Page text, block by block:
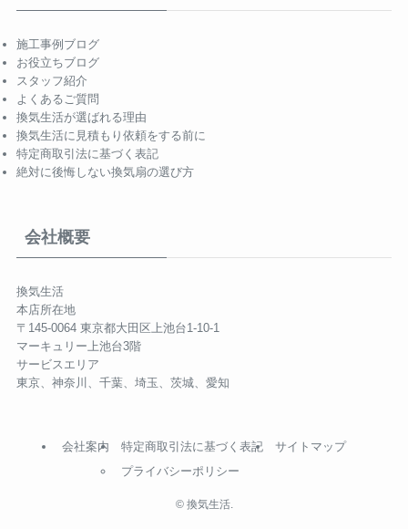
施工事例ブログ
お役立ちブログ
スタッフ紹介
よくあるご質問
換気生活が選ばれる理由
換気生活に見積もり依頼をする前に
特定商取引法に基づく表記
絶対に後悔しない換気扇の選び方
会社概要
換気生活
本店所在地
〒145-0064 東京都大田区上池台1-10-1
マーキュリー上池台3階
サービスエリア
東京、神奈川、千葉、埼玉、茨城、愛知
会社案内
特定商取引法に基づく表記
プライバシーポリシー
サイトマップ
©換気生活.